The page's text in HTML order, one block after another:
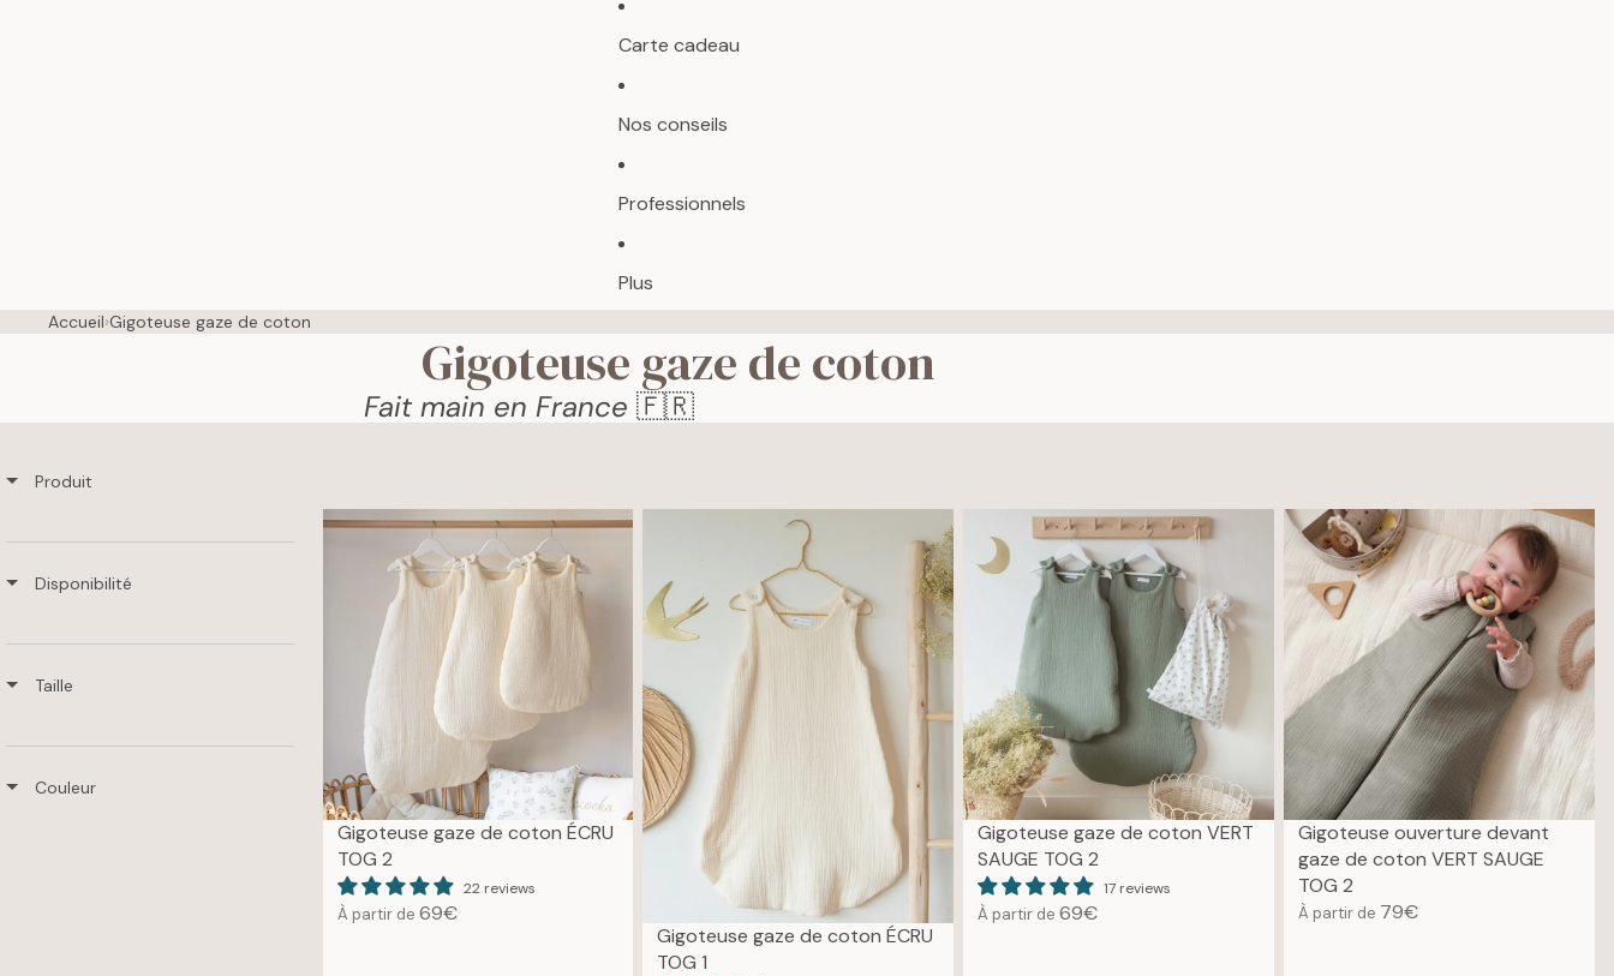
Carte cadeau
Nos conseils
Professionnels
Plus
Accueil›Gigoteuse gaze de coton
Gigoteuse gaze de coton
Fait main en France 🇫🇷
Produit
Disponibilité
Taille
Couleur
Gigoteuse gaze de coton ÉCRU
TOG 2
22 reviews
À partir de R
69€
Gigoteuse gaze de coton ÉCRU
TOG 1
Gigoteuse gaze de coton VERT
SAUGE TOG 2
17 reviews
À partir de R
69€
Gigoteuse ouverture devant
gaze de coton VERT SAUGE
TOG 2
À partir de R
79€